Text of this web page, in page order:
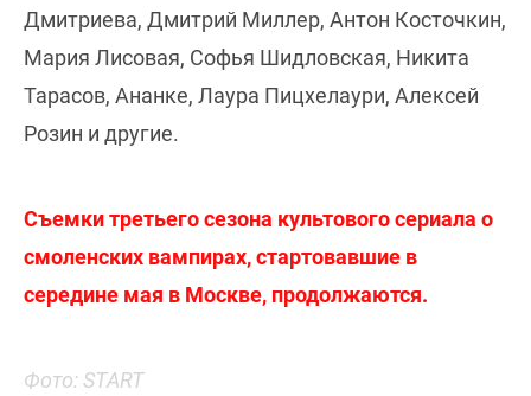
Дмитриева, Дмитрий Миллер, Антон Косточкин,
Мария Лисовая, Софья Шидловская, Никита
Тарасов, Ананке, Лаура Пицхелаури, Алексей
Розин и другие.
Съемки третьего сезона культового сериала о
смоленских вампирах, стартовавшие в
середине мая в Москве, продолжаются.
Фото: START